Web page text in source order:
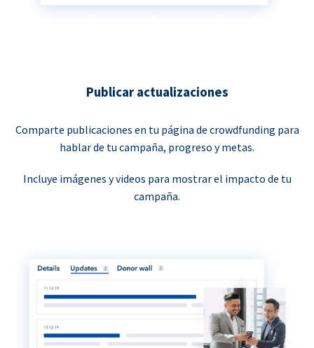
Publicar actualizaciones
Comparte publicaciones en tu página de crowdfunding para
hablar de tu campaña, progreso y metas.
Incluye imágenes y videos para mostrar el impacto de tu
campaña.